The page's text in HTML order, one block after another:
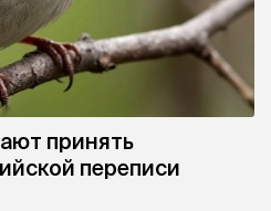
принять
переписи